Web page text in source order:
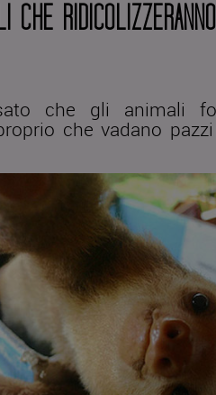
CHE
che gli animali
che vadano